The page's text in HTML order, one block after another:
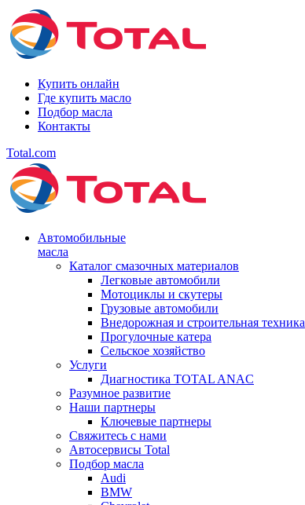
Купить онлайн
Где купить масло
Подбор масла
Контакты
Total.com
Автомобильные
масла
Каталог смазочных материалов
Легковые автомобили
Мотоциклы и скутеры
Грузовые автомобили
Внедорожная и строительная техника
Прогулочные катера
Сельское хозяйство
Услуги
Диагностика TOTAL ANAC
Разумное развитие
Наши партнеры
Ключевые партнеры
Свяжитесь с нами
Автосервисы Total
Подбор масла
Audi
BMW